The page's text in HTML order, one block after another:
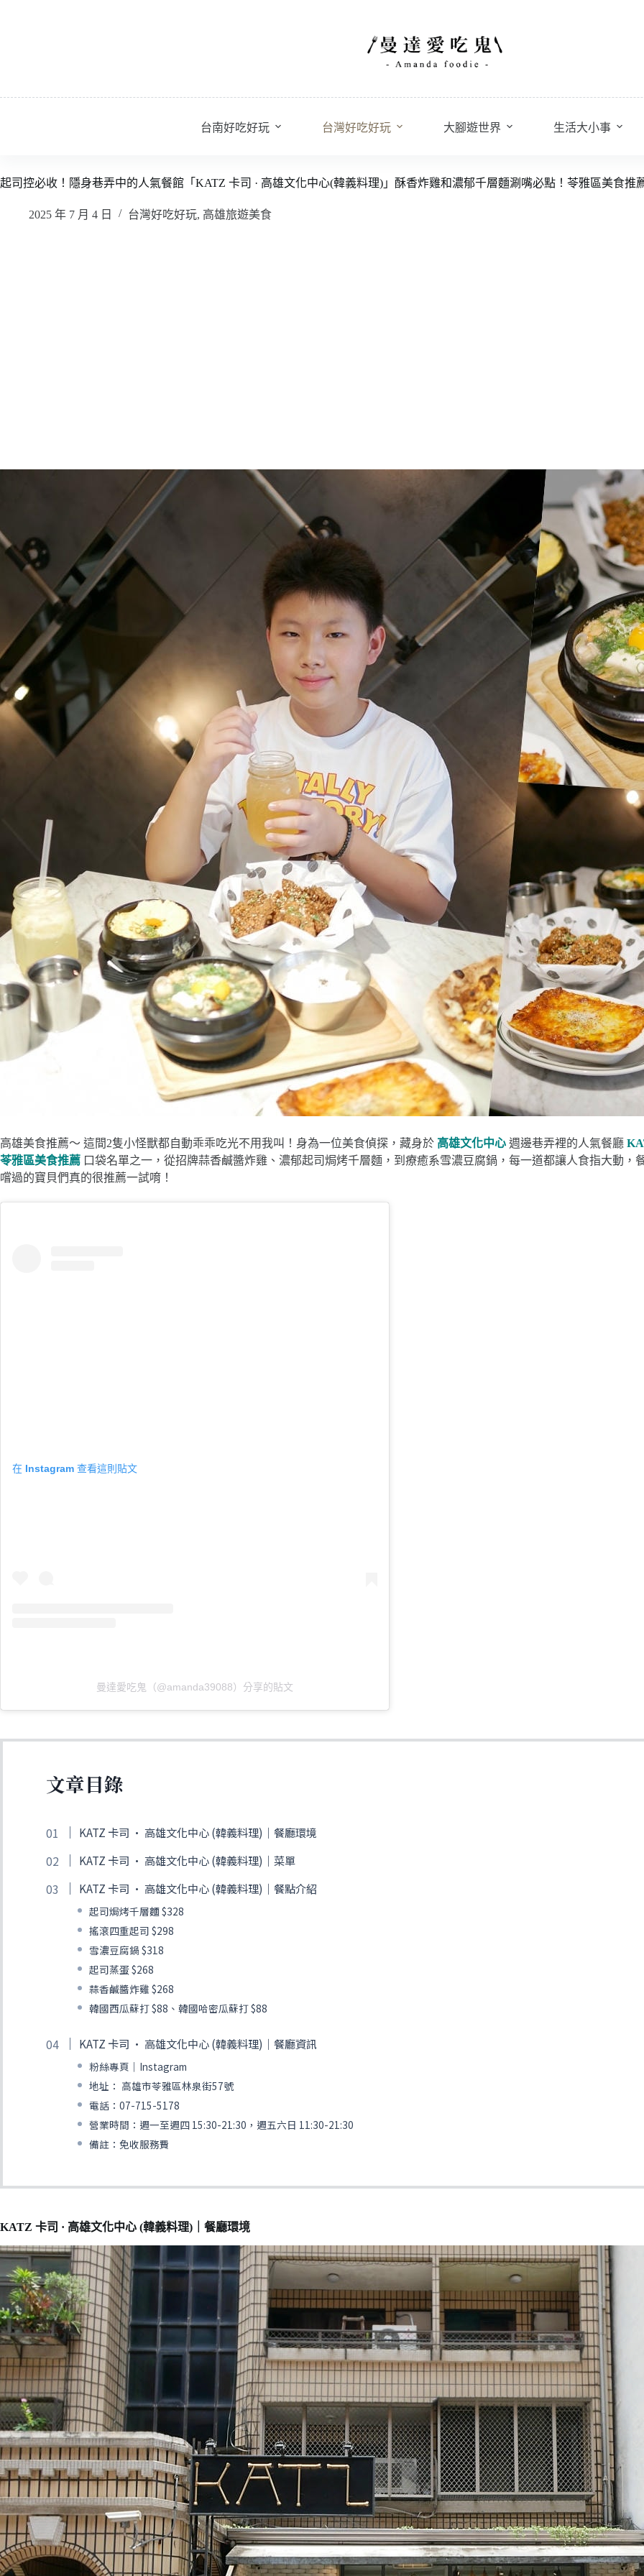
容
台南好吃好玩 台灣好吃好玩 大腳遊世界 生活大小事
起司控必收！隱身巷弄中的人氣餐館「KATZ 卡司 · 高雄文化中心(韓義料理)」酥香炸雞和濃郁千層麵涮嘴必點！苓雅區美食推
2025 年 7 月 4 日 台灣好吃好玩, 高雄旅遊美食
高雄美食推薦～ 這間2隻小怪獸都自動乖乖吃光不用我叫！身為一位美食偵探，藏身於 高雄文化中心 週邊巷弄裡的人氣餐廳
苓雅區美食推薦 口袋名單之一，從招牌蒜香鹹醬炸雞、濃郁起司焗烤千層麵，到療癒系雪濃豆腐鍋，每一道都讓人食指大動
嚐過的寶貝們真的很推薦一試唷！
在 Instagram 查看這則貼文
曼達愛吃鬼（@amanda39088）分享的貼文
文章目錄
KATZ 卡司 · 高雄文化中心 (韓義料理)｜餐廳環境
KATZ 卡司 · 高雄文化中心 (韓義料理)｜菜單
KATZ 卡司 · 高雄文化中心 (韓義料理)｜餐點介紹
起司焗烤千層麵 $328
搖滾四重起司 $298
雪濃豆腐鍋 $318
起司蒸蛋 $268
蒜香鹹醬炸雞 $268
韓國西瓜蘇打 $88、韓國哈密瓜蘇打 $88
KATZ 卡司 · 高雄文化中心 (韓義料理)｜餐廳資訊
粉絲專頁｜Instagram
地址： 高雄市苓雅區林泉街57號
電話：07-715-5178
營業時間：週一至週四 15:30-21:30，週五六日 11:30-21:30
備註：免收服務費
KATZ 卡司 · 高雄文化中心 (韓義料理)｜餐廳環境